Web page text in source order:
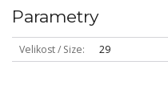
Parametry
Velikost / Size 29